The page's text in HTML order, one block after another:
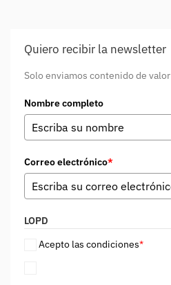
Quiero recibir la newsletter
Solo enviamos contenido de valor
Nombre completo
Correo electrónico*
LOPD
Acepto las condiciones*